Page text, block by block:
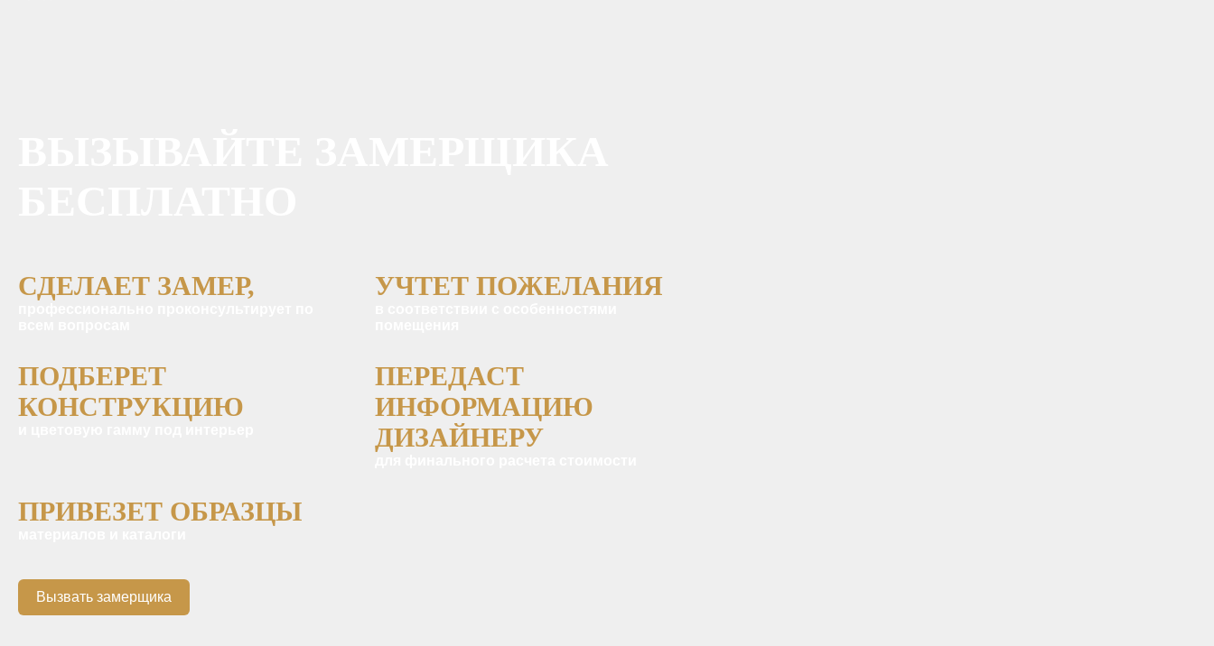
СДЕЛАЕТ ЗАМЕР, УЧТЕТ ПОЖЕЛАНИЯ
ПОДБЕРЕТ
КОНСТРУКЦИЮ
ПЕРЕДАСТ
ИНФОРМАЦИЮ
ДИЗАЙНЕРУ
ПРИВЕЗЕТ ОБРАЗЦЫ
Вызвать замерщика